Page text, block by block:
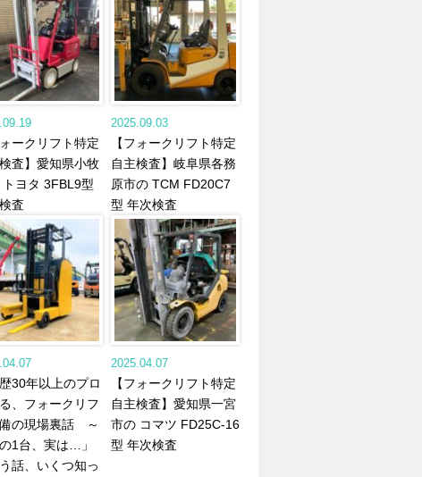
ォークリフト特定
査】愛知県小牧
ヨタ 3FBL9型
査
2025.09.03
【フォークリフト特定
自主検査】岐阜県各務
原市の TCM FD20C7
型 年次検査
30年以上のプロ
、フォークリフ
備の現場裏話 ～
の1台、実は…」
話、いくつ知っ
2025.04.07
【フォークリフト特定
自主検査】愛知県一宮
市の コマツ FD25C-16
型 年次検査